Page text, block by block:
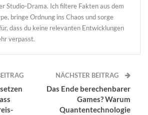
Studio-Drama. Ich filtere Fakten aus dem
bringe Ordnung ins Chaos und sorge
dass du keine relevanten Entwicklungen
verpasst.
NÄCHSTER BEITRAG
Das Ende berechenbarer
Games? Warum
Quantentechnologie